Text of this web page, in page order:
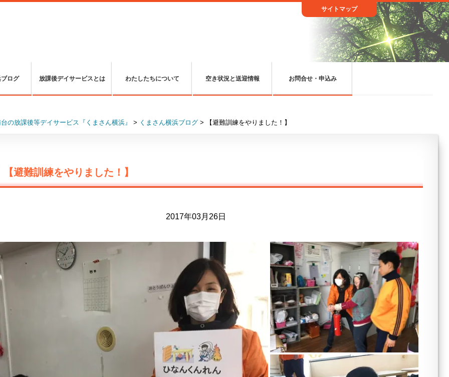
サイトマップ
ログ 放課後デイサービスとは わたしたちについて 空き状況と送迎情報 お問合せ・申込み
の放課後等デイサービス『くまさん横浜』 > くまさん横浜ブログ > 【避難訓練をやりました！】
【避難訓練をやりました！】
2017年03月26日